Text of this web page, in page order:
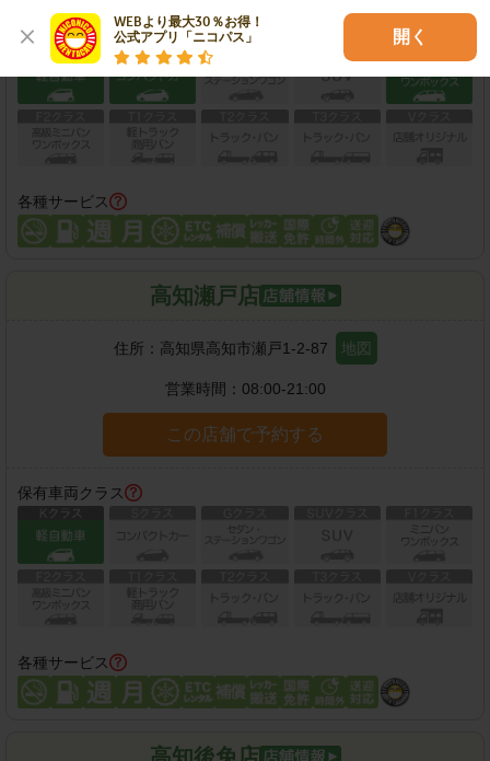
WEBより最大30％お得！
公式アプリ「ニコパス」
開く
保有車両クラス
各種サービス
高知瀬戸店
住所： 高知県高知市瀬戸1-2-87 地図
営業時間： 08:00-21:00
この店舗で予約する
保有車両クラス
各種サービス